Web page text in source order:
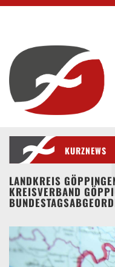
KURZNEWS
LANDKREIS
KREISVERBAND